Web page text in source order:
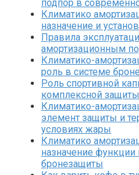
подпор в
Климатико
назначение и
Правила
амортизационным
Климатико-
роль в системе
Роль спортивной
комплексной защиты
Климатико-
элемент защиты и
условиях жары
Климатико
назначение
бронезащиты